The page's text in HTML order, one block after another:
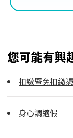
您可能有興
扣繳暨免扣繳
身心調適假